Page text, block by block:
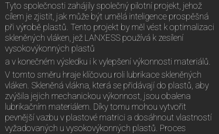
Tyto společnosti zahájily společný pilotní projekt, jehož
cílem je zjistit, jak může být umělá inteligence prospěšná
při výrobě plastů. Tento projekt by měl vést k optimalizaci
skleněných vláken, jež LANXESS používá k zesílení
vysokovýkonných plastů
a v konečném výsledku i k vylepšení výkonnosti materiálů.
V tomto směru hraje klíčovou roli lubrikace skleněných
vláken. Skleněná vlákna, která se přidávají do plastů, aby
zvýšila jejich mechanickou výkonnost, jsou obalena
lubrikačním materiálem. Díky tomu mohou vytvořit
pevnější vazbu v plastové matrici a dosáhnout vlastností
vyžadovaných u vysokovýkonných plastů. Proces